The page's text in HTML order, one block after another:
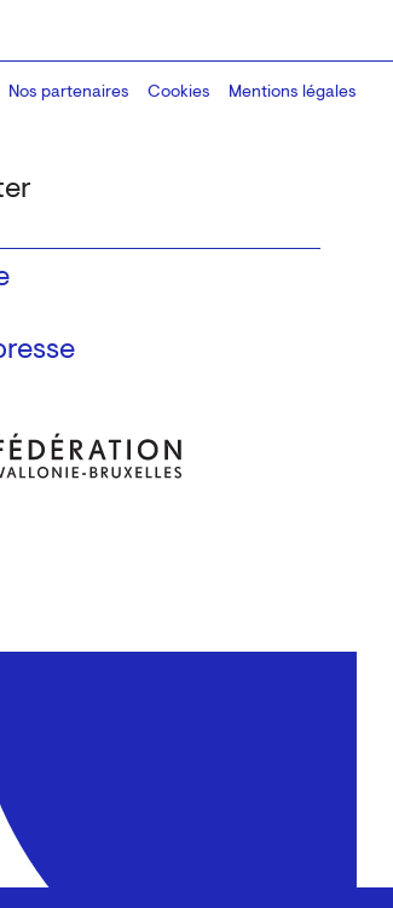
Kaczmarek, code:8080.studio
Nos partenaires Cookies Mentions légales